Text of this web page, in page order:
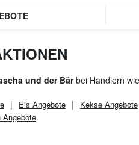
und der Bärbei Händlern wie
Eis Angebote Kekse Angebote
Angebote